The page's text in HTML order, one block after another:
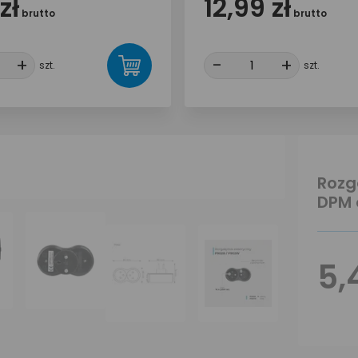
brutto
+ +
szt.
12,99 zł brutto
- + +
szt.
DPM